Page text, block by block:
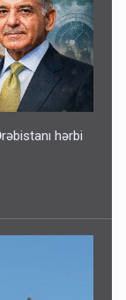
hərbi